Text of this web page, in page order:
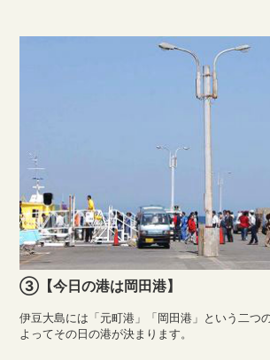
③【今日の港は岡田港】
伊豆大島には「元町港」「岡田港」という二つ
よってその日の港が決まります。